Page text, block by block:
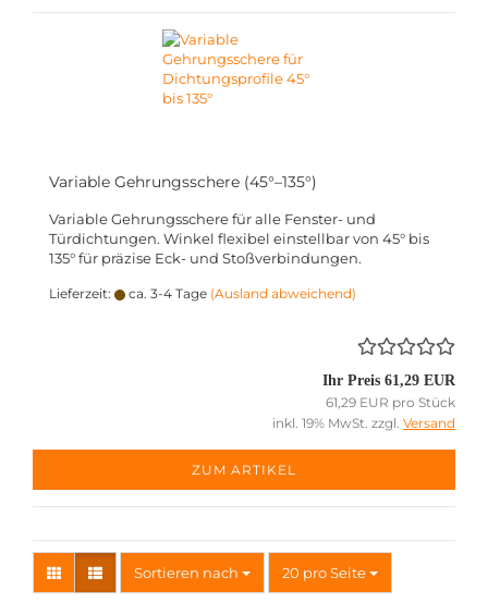
Variable Gehrungsschere (45°–135°)
Variable Gehrungsschere für alle Fenster- und
Türdichtungen. Winkel flexibel einstellbar von 45° bis
135° für präzise Eck- und Stoßverbindungen.
Lieferzeit: ca. 3-4 Tage (Ausland abweichend)
Ihr Preis 61,29 EUR
61,29 EUR pro Stück
inkl. 19% MwSt. zzgl. Versand
ZUM ARTIKEL
Sortieren nach
Sortieren nach 20 pro Seite
pro Seite